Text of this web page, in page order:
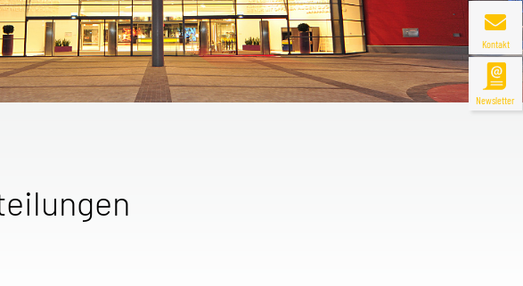
Kontakt
Newsletter